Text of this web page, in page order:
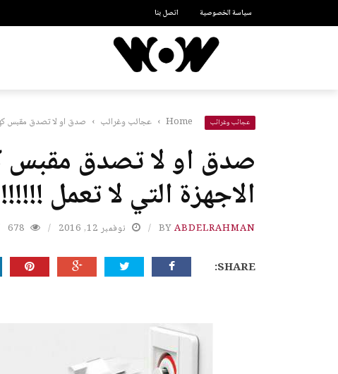
سياسة الخصوصية اتصل بنا
عجائب وغرائب Home
› عجائب وغرائب › صدق او لا تصدق مقبس
صدق او لا تصدق مقبس
الاجهزة التي لا تعمل
BYABDELRAHMAN نوفمبر 12, 2016 678
SHARE: